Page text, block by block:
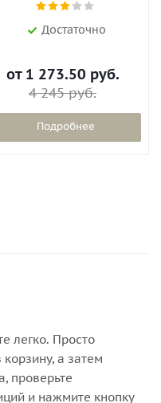
Достаточно
от 1 273.50 руб.
4 245 руб.
Подробнее
легко. Просто
а затем
проверьте
и нажмите кнопку